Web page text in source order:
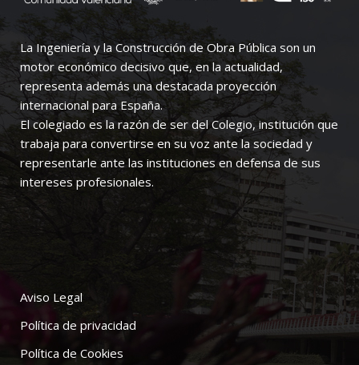
La Ingeniería y la Construcción de Obra Pública son un
motor económico decisivo que, en la actualidad,
representa además una destacada proyección
internacional para España.
El colegiado es la razón de ser del Colegio, institución que
trabaja para convertirse en su voz ante la sociedad y
representarle ante las instituciones en defensa de sus
intereses profesionales.
Aviso Legal
Política de privacidad
Política de Cookies